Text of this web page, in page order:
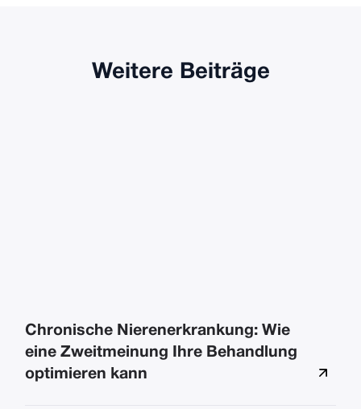
Weitere Beiträge
Chronische Nierenerkrankung: Wie
eine Zweitmeinung Ihre Behandlung
optimieren kann